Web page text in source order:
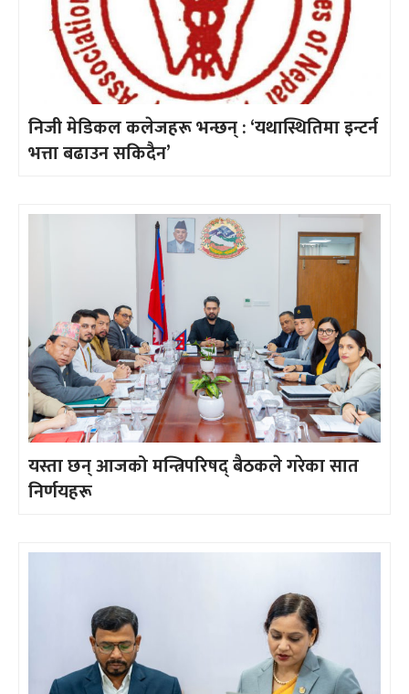
निजी मेडिकल कलेजहरू भन्छन् : ‘यथास्थितिमा इन्टर्न
भत्ता बढाउन सकिदैन’
यस्ता छन् आजको मन्त्रिपरिषद् बैठकले गरेका सात
निर्णयहरू